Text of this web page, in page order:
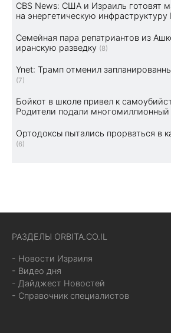
CBS News: США и Израиль готовят
на энергетическую инфраструктуру
Семейная пара репатриантов из
иранскую разведку (8)
Ynet: Трамп отменил
(7)
Бойкот в школе привел к
Родители подали многомиллионный
Ортодоксы пытались прорваться в
(6)
РАЗДЕЛЫ ORBITA.CO.IL
- Новости Израиля
- Видео дня
- Дайджест Новостей
- Справочник специалистов